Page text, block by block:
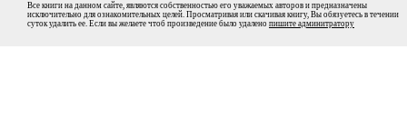
Все книги на данном сайте, являются собственностью его уважаемых авторов и предназначены
исключительно для ознакомительных целей. Просматривая или скачивая книгу, Вы обязуетесь в течении
суток удалить ее. Если вы желаете чтоб произведение было удалено пишите админитратору